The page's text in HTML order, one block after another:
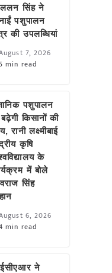
सिंह ने
पशुपालन
की उपलब्धियां
7, 2026
5 min read
पशुपालन
किसानों की
रानी लक्ष्मीबाई
कृषि
के
में बोले
सिंह
6, 2026
min read
ने